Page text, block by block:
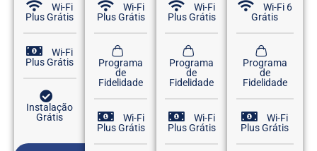
Wi-Fi
Plus Grátis
Wi-Fi
Plus Grátis
Instalação
Grátis
Wi-Fi
Plus Grátis
Programa
de
Fidelidade
Wi-Fi
Plus Grátis
Wi-Fi
Plus Grátis
Programa
de
Fidelidade
Wi-Fi
Plus Grátis
Wi-Fi 6
Grátis
Programa
de
Fidelidade
Wi-Fi
Plus Grátis